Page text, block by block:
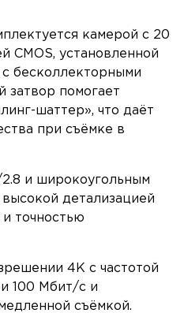
камерой с 20
CMOS, установленной
бесколлекторными
затвор помогает
шаттер», что даёт
при съёмке в
и широкоугольным
детализацией
точностью
4K с частотой
100 Мбит/c и
съёмкой.